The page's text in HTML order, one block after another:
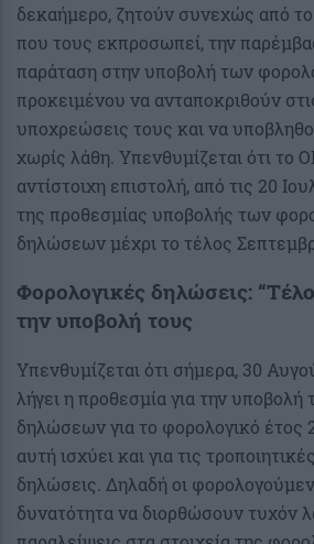
δεκαήμερο, ζητούν συνεχώς από
που τους εκπροσωπεί, την
παράταση στην υποβολή των
προκειμένου να ανταποκριθούν
υποχρεώσεις τους και να
χωρίς λάθη. Υπενθυμίζεται ότι το
αντίστοιχη επιστολή, από τις 20
της προθεσμίας υποβολής των
δηλώσεων μέχρι το τέλος
Φορολογικές δηλώσεις:
την υποβολή τους
Υπενθυμίζεται ότι σήμερα, 30
λήγει η προθεσμία για την
δηλώσεων για το φορολογικό έτος
αυτή ισχύει και για τις
δηλώσεις. Δηλαδή οι
δυνατότητα να διορθώσουν τυχόν